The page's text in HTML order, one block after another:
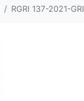
RGRI 137-2021-GRI